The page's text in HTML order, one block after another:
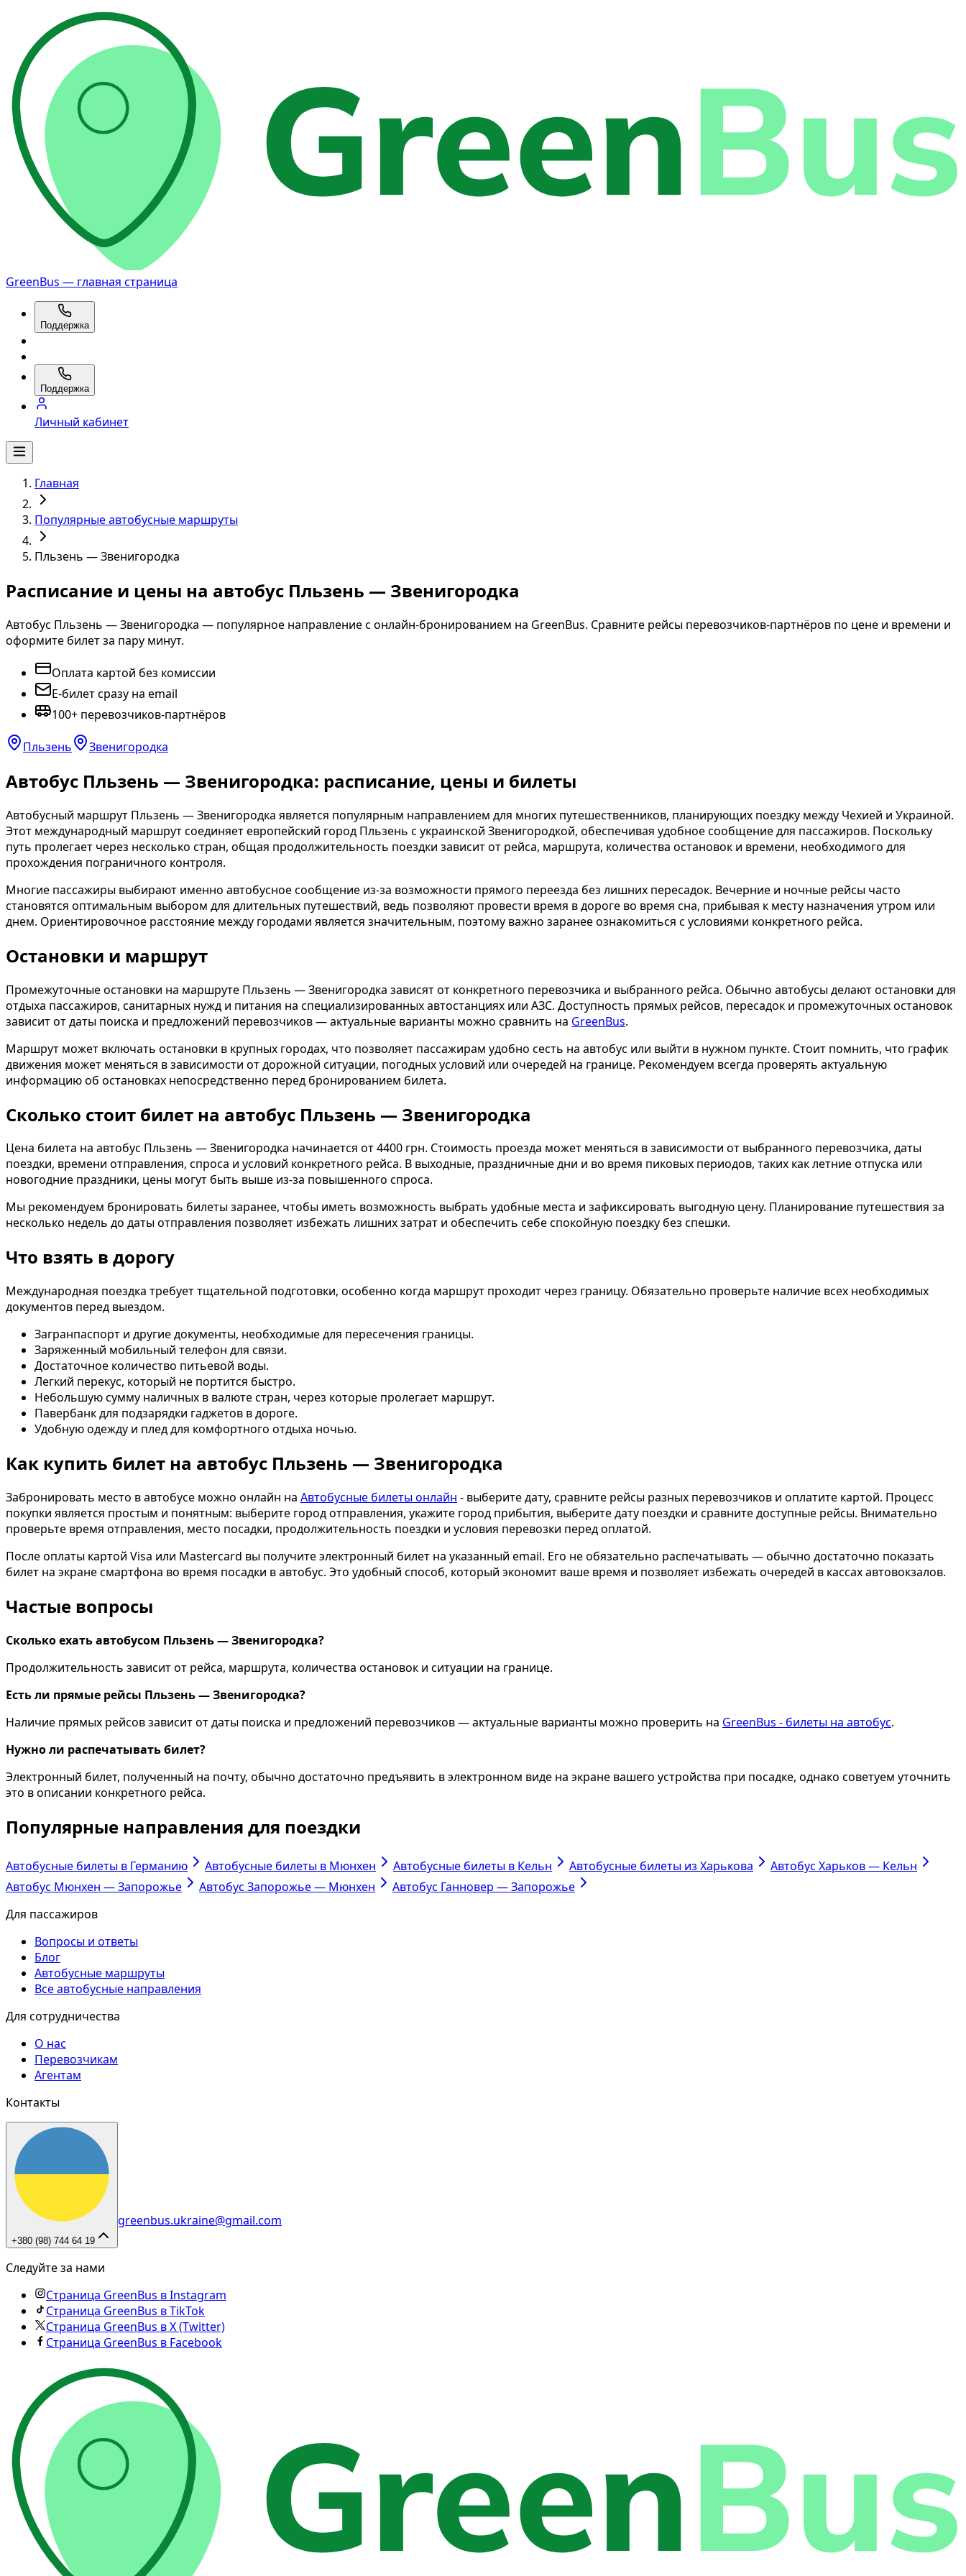
GreenBus — главная страница
Поддержка
Поддержка
Личный кабинет
Главная
Популярные автобусные маршруты
Пльзень — Звенигородка
Расписание и цены на автобус Пльзень — Звенигородка
Автобус Пльзень — Звенигородка — популярное направление с онлайн-бронированием на GreenBus. Сравните рейсы перевозчиков-партнёров по цене и времени и
оформите билет за пару минут.
Оплата картой без комиссии
E-билет сразу на email
100+ перевозчиков-партнёров
Пльзень Звенигородка
Автобус Пльзень — Звенигородка: расписание, цены и билеты
Автобусный маршрут Пльзень — Звенигородка является популярным направлением для многих путешественников, планирующих поездку между Чехией и Украиной.
Этот международный маршрут соединяет европейский город Пльзень с украинской Звенигородкой, обеспечивая удобное сообщение для пассажиров. Поскольку
путь пролегает через несколько стран, общая продолжительность поездки зависит от рейса, маршрута, количества остановок и времени, необходимого для
прохождения пограничного контроля.
Многие пассажиры выбирают именно автобусное сообщение из-за возможности прямого переезда без лишних пересадок. Вечерние и ночные рейсы часто
становятся оптимальным выбором для длительных путешествий, ведь позволяют провести время в дороге во время сна, прибывая к месту назначения утром или
днем. Ориентировочное расстояние между городами является значительным, поэтому важно заранее ознакомиться с условиями конкретного рейса.
Остановки и маршрут
Промежуточные остановки на маршруте Пльзень — Звенигородка зависят от конкретного перевозчика и выбранного рейса. Обычно автобусы делают остановки для
отдыха пассажиров, санитарных нужд и питания на специализированных автостанциях или АЗС. Доступность прямых рейсов, пересадок и промежуточных остановок
зависит от даты поиска и предложений перевозчиков — актуальные варианты можно сравнить на GreenBus.
Маршрут может включать остановки в крупных городах, что позволяет пассажирам удобно сесть на автобус или выйти в нужном пункте. Стоит помнить, что график
движения может меняться в зависимости от дорожной ситуации, погодных условий или очередей на границе. Рекомендуем всегда проверять актуальную
информацию об остановках непосредственно перед бронированием билета.
Сколько стоит билет на автобус Пльзень — Звенигородка
Цена билета на автобус Пльзень — Звенигородка начинается от 4400 грн. Стоимость проезда может меняться в зависимости от выбранного перевозчика, даты
поездки, времени отправления, спроса и условий конкретного рейса. В выходные, праздничные дни и во время пиковых периодов, таких как летние отпуска или
новогодние праздники, цены могут быть выше из-за повышенного спроса.
Мы рекомендуем бронировать билеты заранее, чтобы иметь возможность выбрать удобные места и зафиксировать выгодную цену. Планирование путешествия за
несколько недель до даты отправления позволяет избежать лишних затрат и обеспечить себе спокойную поездку без спешки.
Что взять в дорогу
Международная поездка требует тщательной подготовки, особенно когда маршрут проходит через границу. Обязательно проверьте наличие всех необходимых
документов перед выездом.
Загранпаспорт и другие документы, необходимые для пересечения границы.
Заряженный мобильный телефон для связи.
Достаточное количество питьевой воды.
Легкий перекус, который не портится быстро.
Небольшую сумму наличных в валюте стран, через которые пролегает маршрут.
Павербанк для подзарядки гаджетов в дороге.
Удобную одежду и плед для комфортного отдыха ночью.
Как купить билет на автобус Пльзень — Звенигородка
Забронировать место в автобусе можно онлайн на Автобусные билеты онлайн - выберите дату, сравните рейсы разных перевозчиков и оплатите картой. Процесс
покупки является простым и понятным: выберите город отправления, укажите город прибытия, выберите дату поездки и сравните доступные рейсы. Внимательно
проверьте время отправления, место посадки, продолжительность поездки и условия перевозки перед оплатой.
После оплаты картой Visa или Mastercard вы получите электронный билет на указанный email. Его не обязательно распечатывать — обычно достаточно показать
билет на экране смартфона во время посадки в автобус. Это удобный способ, который экономит ваше время и позволяет избежать очередей в кассах автовокзалов.
Частые вопросы
Сколько ехать автобусом Пльзень — Звенигородка?
Продолжительность зависит от рейса, маршрута, количества остановок и ситуации на границе.
Есть ли прямые рейсы Пльзень — Звенигородка?
Наличие прямых рейсов зависит от даты поиска и предложений перевозчиков — актуальные варианты можно проверить на GreenBus - билеты на автобус.
Нужно ли распечатывать билет?
Электронный билет, полученный на почту, обычно достаточно предъявить в электронном виде на экране вашего устройства при посадке, однако советуем уточнить
это в описании конкретного рейса.
Популярные направления для поездки
Автобусные билеты в Германию Автобусные билеты в Мюнхен Автобусные билеты в Кельн Автобусные билеты из Харькова
Автобус Харьков — Кельн
Автобус Мюнхен — Запорожье
Автобус Запорожье — Мюнхен
Автобус Ганновер — Запорожье
Для пассажиров
Вопросы и ответы
Блог
Автобусные маршруты
Все автобусные направления
Для сотрудничества
О нас
Перевозчикам
Агентам
Контакты
+380 (98) 744 64 19
greenbus.ukraine@gmail.com
Следуйте за нами
Страница GreenBus в Instagram
Страница GreenBus в TikTok
Страница GreenBus в X (Twitter)
Страница GreenBus в Facebook